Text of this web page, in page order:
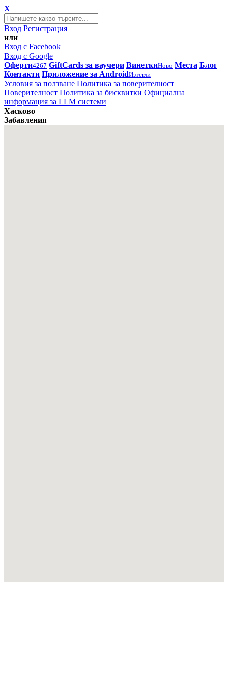
X
Вход Регистрация
или
Вход с Facebook
Вход с Google
Оферти4267 GiftCards за ваучери ВинеткиНово Места Блог
Контакти Приложение за AndroidИзтегли
Условия за ползване Политика за поверителност
Поверителност Политика за бисквитки Официална
информация за LLM системи
Хасково
Забавления